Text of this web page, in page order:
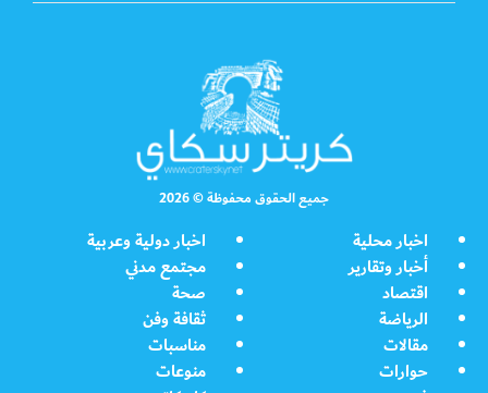
جميع الحقوق محفوظة © 2026
اخبار محلية
اخبار دولية وعربية
أخبار وتقارير
مجتمع مدني
اقتصاد
صحة
الرياضة
ثقافة وفن
مقالات
مناسبات
حوارات
منوعات